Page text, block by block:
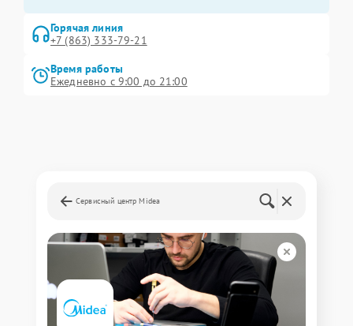
Горячая линия
+7 (863) 333-79-21
Время работы
Ежедневно с 9:00 до 21:00
Сервисный центр Midea